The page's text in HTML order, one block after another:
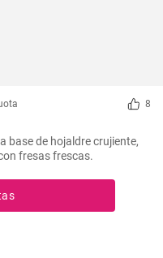
8
base de hojaldre crujiente,
fresas frescas.